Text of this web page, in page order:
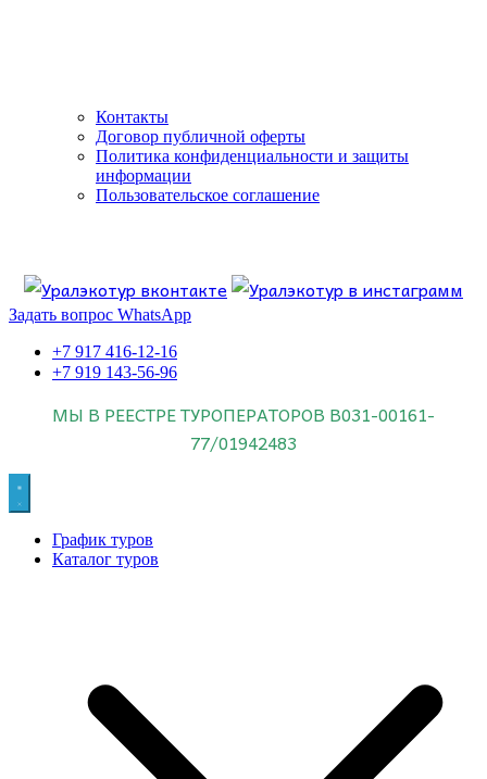
Контакты
Договор публичной оферты
Политика конфиденциальности и защиты
информации
Пользовательское соглашение
Знайте об этом.
Задать вопрос WhatsApp
+7 917 416-12-16
+7 919 143-56-96
МЫ В РЕЕСТРЕ ТУРОПЕРАТОРОВ В031-00161-
77/01942483
График туров
Каталог туров